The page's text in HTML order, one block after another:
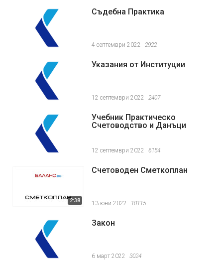
Съдебна Практика
4 септември 2022 2922
Указания от Институции
12 септември 2022 2407
Учебник Практическо
Счетоводство и Данъци
12 септември 2022 6154
2:38
Счетоводен Сметкоплан
13 юни 2022 10115
Закон
6 март 2022 3024